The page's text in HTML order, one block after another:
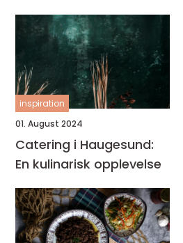
inspiration
01. August 2024
Catering i Haugesund:
En kulinarisk opplevelse